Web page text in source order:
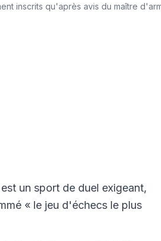
inscrits qu'après avis du maître
un sport de duel exigeant,
« le jeu d'échecs le plus